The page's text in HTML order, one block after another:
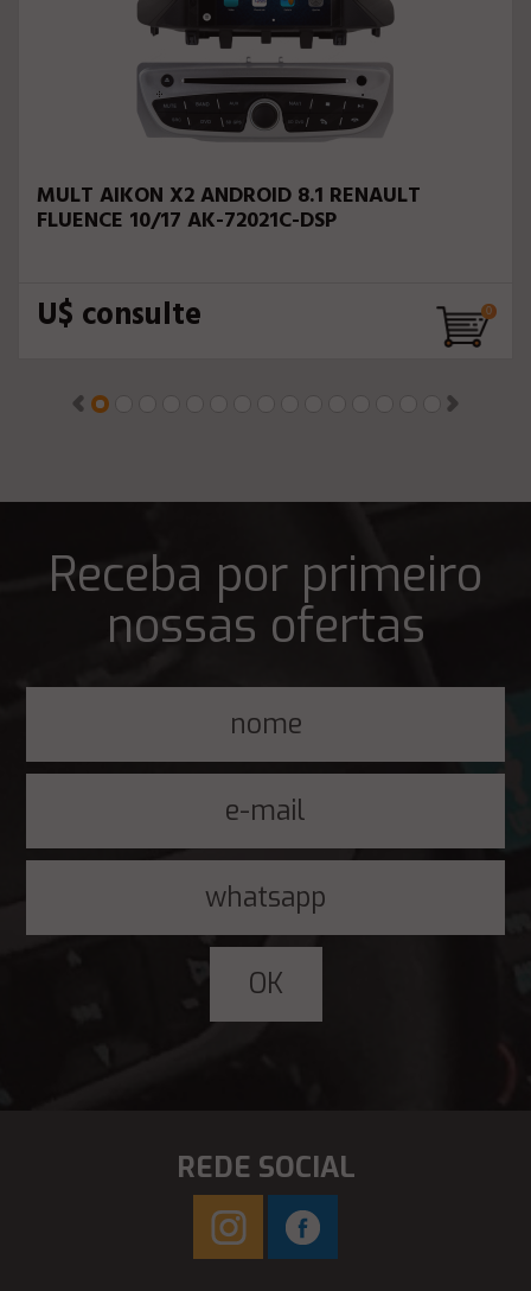
MULT AIKON X2 ANDROID 8.1 RENAULT
FLUENCE 10/17 AK-72021C-DSP
U$ consulte
Receba por primeiro
nossas ofertas
REDE SOCIAL